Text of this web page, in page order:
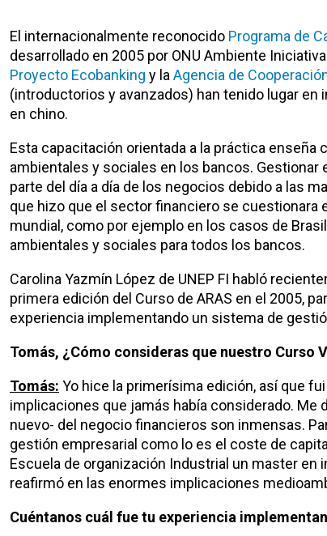
El internacionalmente reconocido Programa de
desarrollado en 2005 por ONU Ambiente
Proyecto Ecobanking y laAgencia de
(introductorios y avanzados) han tenido lugar
en chino.
Esta capacitación orientada a la práctica
ambientales y sociales en los bancos.
parte del día a día de los negocios debido a las
que hizo que el sector financiero se cuestionara
mundial, como por ejemplo en los casos de
ambientales y sociales para todos los bancos.
Carolina Yazmín López de UNEP FI habló
primera edición del Curso de ARAS en el 2005,
experiencia implementando un sistema de
Tomás, ¿Cómo consideras que nuestro Curso
Tomás: Yo hice la primerísima edición, así que
implicaciones que jamás había considerado.
nuevo- del negocio financieros son inmensas.
gestión empresarial como lo es el coste de
Escuela de organización Industrial un master
reafirmó en las enormes implicaciones
Cuéntanos cuál fue tu experiencia